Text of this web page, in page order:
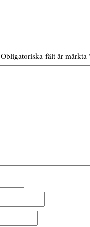
Obligatoriska fält är märkta